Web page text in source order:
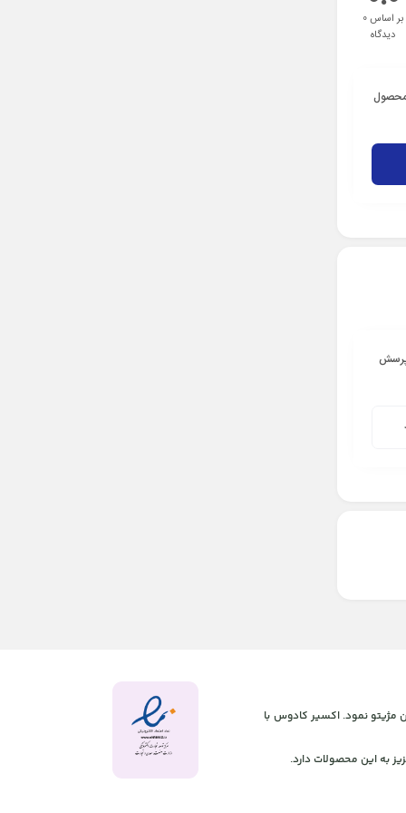
بر اساس 0
دیدگاه
محصول
پرسش
آنلاین مژیتو نمود. اکسیر کادوس با
به این محصولات دارد.